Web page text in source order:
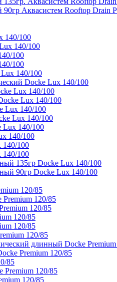
90гр Аквасистем Rooftop Drain
140/100
140/100
100
100
140/100
Docke Lux 140/100
Lux 140/100
Lux 140/100
Lux 140/100
Lux 140/100
Lux 140/100
140/100
140/100
140/100
135гр Docke Lux 140/100
90гр Docke Lux 140/100
120/85
Premium 120/85
120/85
120/85
120/85
120/85
длинный Docke Premium
Premium 120/85
85
Premium 120/85
120/85